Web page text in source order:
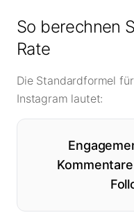
So berechnen
Rate
Die Standardformel
Instagram lautet: